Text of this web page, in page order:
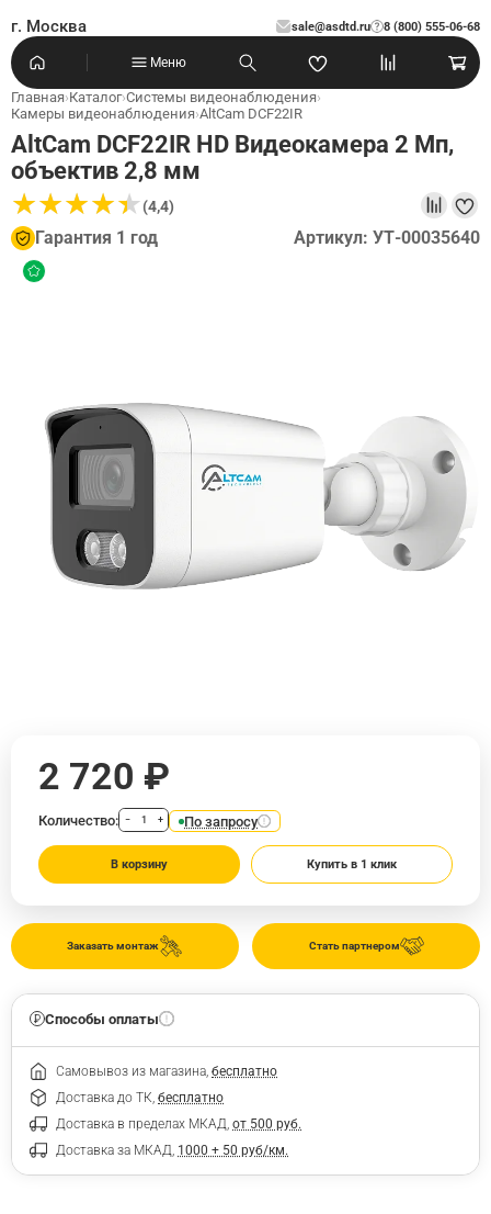
г. Москва sale@asdtd.ru 8 (800) 555-06-68
?
Меню
Главная›Каталог›Системы видеонаблюдения›
Камеры видеонаблюдения›AltCam DCF22IR
AltCam DCF22IR HD Видеокамера 2 Мп,
объектив 2,8 мм
★★★★★
★★★★★(4,4)
Гарантия 1 год Артикул: УТ-00035640
Стать партнером
Заказать монтаж
2 720 ₽
Количество: − + По запросу
В корзину Купить в 1 клик
Способы оплаты
Самовывоз из магазина, бесплатно
Доставка до ТК, бесплатно
Доставка в пределах МКАД, от 500 руб.
Доставка за МКАД, 1000 + 50 руб/км.